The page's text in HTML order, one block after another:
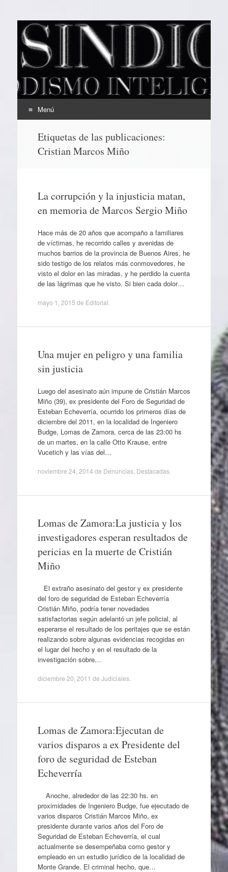
EL SINDICAL
Periodismo Inteligente
Menú
contenido
Etiquetas de las publicaciones:
Cristian Marcos Miño
La corrupción y la injusticia matan,
en memoria de Marcos Sergio Miño
Hace más de 20 años que acompaño a familiares
de víctimas, he recorrido calles y avenidas de
muchos barrios de la provincia de Buenos Aires, he
sido testigo de los relatos más conmovedores, he
visto el dolor en las miradas, y he perdido la cuenta
de las lágrimas que he visto. Si bien cada dolor…
mayo 1, 2015 de Editorial
Una mujer en peligro y una familia
sin justicia
Luego del asesinato aún impune de Cristián Marcos
Miño (39), ex presidente del Foro de Seguridad de
Esteban Echeverría, ocurrido los primeros días de
diciembre del 2011, en la localidad de Ingeniero
Budge, Lomas de Zamora, cerca de las 23:00 hs
de un martes, en la calle Otto Krause, entre
Vucetich y las vías del…
noviembre 24, 2014 de Denuncias, Destacadas.
Lomas de Zamora:La justicia y los
investigadores esperan resultados de
pericias en la muerte de Cristián
Miño
El extraño asesinato del gestor y ex presidente
del foro de seguridad de Esteban Echeverría
Cristián Miño, podría tener novedades
satisfactorias según adelantó un jefe policial, al
esperarse el resultado de los peritajes que se están
realizando sobre algunas evidencias recogidas en
el lugar del hecho y en el resultado de la
investigación sobre…
diciembre 20, 2011 de Judiciales.
Lomas de Zamora:Ejecutan de
varios disparos a ex Presidente del
foro de seguridad de Esteban
Echeverría
Anoche, alrededor de las 22:30 hs. en
proximidades de Ingeniero Budge, fue ejecutado de
varios disparos Cristián Marcos Miño, ex
presidente durante varios años del Foro de
Seguridad de Esteban Echeverría, el cual
actualmente se desempeñaba como gestor y
empleado en un estudio jurídico de la localidad de
Monte Grande. El criminal hecho, que…